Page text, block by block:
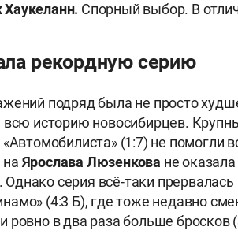
Хаукеланн. Спорный выбор. В
рекордную серию
подряд была не просто
историю новосибирцев.
(1:7) не помогли
на Ярослава Люзенкова не
серия всё-таки прервалась
(4:3 Б), где тоже недавно
ровно в два раза больше